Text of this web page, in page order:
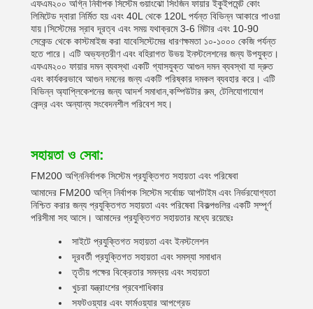
এফএম২০০ অগ্নি নির্বাপক সিস্টেম গুয়াংঝো সিংজিন ফায়ার ইকুইপমেন্ট কোং
লিমিটেড দ্বারা নির্মিত হয় এবং 40L থেকে 120L পর্যন্ত বিভিন্ন আকারে পাওয়া
যায়।সিস্টেমের স্রাব দূরত্ব এবং সময় যথাক্রমে 3-6 মিটার এবং 10-90
সেকেন্ড থেকে কাস্টমাইজ করা যাবেসিস্টেমের ধারণক্ষমতা ১০-১০০০ কেজি পর্যন্ত
হতে পারে। এটি অভ্যন্তরীণ এবং বহিরাগত উভয় ইনস্টলেশনের জন্য উপযুক্ত।
এফএম২০০ ফায়ার দমন ব্যবস্থা একটি গ্যাসযুক্ত আগুন দমন ব্যবস্থা যা দ্রুত
এবং কার্যকরভাবে আগুন দমনের জন্য একটি পরিষ্কার দমকল ব্যবহার করে। এটি
বিভিন্ন অ্যাপ্লিকেশনের জন্য আদর্শ সমাধান,কম্পিউটার রুম, টেলিযোগাযোগ
কেন্দ্র এবং অন্যান্য সংবেদনশীল পরিবেশ সহ।
সহায়তা ও সেবা:
FM200 অগ্নিনির্বাপক সিস্টেম প্রযুক্তিগত সহায়তা এবং পরিষেবা
আমাদের FM200 অগ্নি নির্বাপক সিস্টেম সর্বোচ্চ আপটাইম এবং নির্ভরযোগ্যতা
নিশ্চিত করার জন্য প্রযুক্তিগত সহায়তা এবং পরিষেবা বিকল্পগুলির একটি সম্পূর্ণ
পরিসীমা সহ আসে। আমাদের প্রযুক্তিগত সহায়তার মধ্যে রয়েছেঃ
সাইটে প্রযুক্তিগত সহায়তা এবং ইনস্টলেশন
দূরবর্তী প্রযুক্তিগত সহায়তা এবং সমস্যা সমাধান
তৃতীয় পক্ষের বিক্রেতার সমন্বয় এবং সহায়তা
খুচরা যন্ত্রাংশের প্রবেশাধিকার
সফটওয়্যার এবং ফার্মওয়্যার আপগ্রেড